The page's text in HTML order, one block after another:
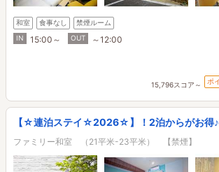
和室 食事なし
禁煙ルーム
IN
15:00～ OUT ～12:00
15,796スコア～ ポ
【☆連泊ステイ☆2026☆】！2泊からがお得♪(
ファミリー和室 （21平米-23平米） 【禁煙】